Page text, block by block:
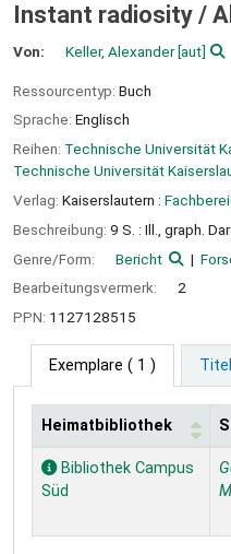
Instant radiosity /
Von: Keller, Alexander[aut]
Ressourcentyp: Buch
Sprache: Englisch
Reihen: Technische Universität
Technische Universität
Verlag: Kaiserslautern :
Beschreibung: 9 S. : Ill., graph.
Genre/Form:
Bericht
Bearbeitungsvermerk:
2
PPN: 1127128515
Exemplare ( 1 )
Exemplare
Heimatbibliothek
Bibliothek Campus
Süd